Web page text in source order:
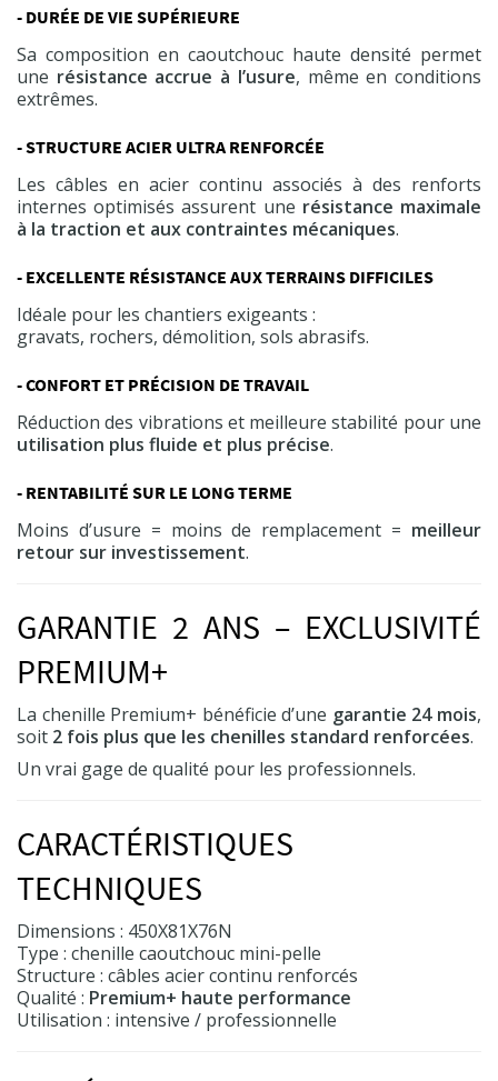
- DURÉE DE VIE SUPÉRIEURE
Sa composition en caoutchouc haute densité permet
une résistance accrue à l’usure, même en conditions
extrêmes.
- STRUCTURE ACIER ULTRA RENFORCÉE
Les câbles en acier continu associés à des renforts
internes optimisés assurent une résistance maximale
à la traction et aux contraintes mécaniques.
- EXCELLENTE RÉSISTANCE AUX TERRAINS DIFFICILES
Idéale pour les chantiers exigeants :
gravats, rochers, démolition, sols abrasifs.
- CONFORT ET PRÉCISION DE TRAVAIL
Réduction des vibrations et meilleure stabilité pour une
utilisation plus fluide et plus précise.
- RENTABILITÉ SUR LE LONG TERME
Moins d’usure = moins de remplacement = meilleur
retour sur investissement.
GARANTIE 2 ANS – EXCLUSIVITÉ
PREMIUM+
La chenille Premium+ bénéficie d’une garantie 24 mois,
soit 2 fois plus que les chenilles standard renforcées.
Un vrai gage de qualité pour les professionnels.
CARACTÉRISTIQUES
TECHNIQUES
Dimensions : 450X81X76N
Type : chenille caoutchouc mini-pelle
Structure : câbles acier continu renforcés
Qualité : Premium+ haute performance
Utilisation : intensive / professionnelle